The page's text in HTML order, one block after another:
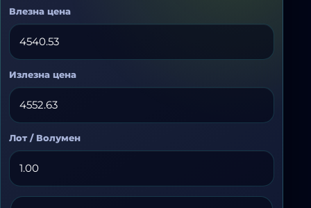
Влезна цена
Излезна цена
Лот / Волумен